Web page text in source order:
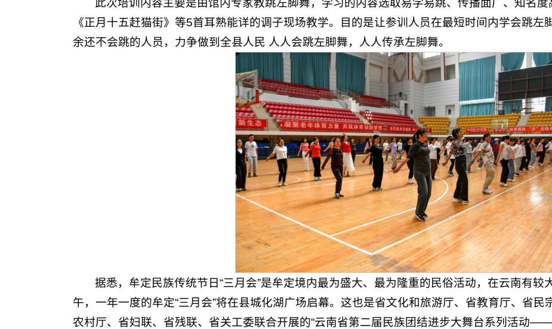
此次培训内容主要是由馆内专家教跳左脚舞，学习的内容选取易学易跳、传播面广、知名度
《正月十五赶猫街》等5首耳熟能详的调子现场教学。目的是让参训人员在最短时间内学会跳左
余还不会跳的人员，力争做到全县人民 人人会跳左脚舞，人人传承左脚舞。
据悉，牟定民族传统节日“三月会”是牟定境内最为盛大、最为隆重的民俗活动，在云南有较
午，一年一度的牟定“三月会”将在县城化湖广场启幕。这也是省文化和旅游厅、省教育厅、省
农村厅、省妇联、省残联、省关工委联合开展的“云南省第二届民族团结进步大舞台系列活动